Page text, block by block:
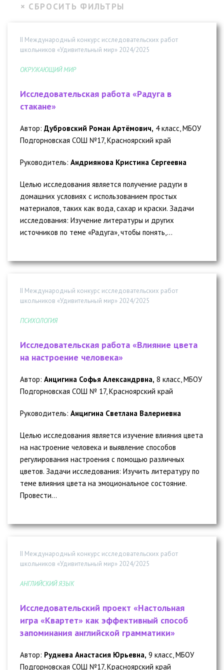
II Международный конкурс исследовательских работ
школьников «Удивительный мир» 2024/2025
ОКРУЖАЮЩИЙ МИР
Исследовательская работа «Радуга в
стакане»
Автор: Дубровский Роман Артёмович, 4 класс, МБОУ
Подгорновская СОШ №17, Красноярский край
Руководитель: Андриянова Кристина Сергеевна
Целью исследования является получение радуги в
домашних условиях с использованием простых
материалов, таких как вода, сахар и краски. Задачи
исследования: Изучение литературы и других
источников по теме «Радуга», чтобы понять,...
II Международный конкурс исследовательских работ
школьников «Удивительный мир» 2024/2025
ПСИХОЛОГИЯ
Исследовательская работа «Влияние цвета
на настроение человека»
Автор: Анцигина Софья Александрвна, 8 класс, МБОУ
Подгорновская СОШ № 17, Красноярский край
Руководитель: Анцигина Светлана Валериевна
Целью исследования является изучение влияния цвета
на настроение человека и выявление способов
регулирования настроения с помощью различных
цветов. Задачи исследования: Изучить литературу по
теме влияния цвета на эмоциональное состояние.
Провести...
II Международный конкурс исследовательских работ
школьников «Удивительный мир» 2024/2025
АНГЛИЙСКИЙ ЯЗЫК
Исследовательский проект «Настольная
игра «Квартет» как эффективный способ
запоминания английской грамматики»
Автор: Руднева Анастасия Юрьевна, 9 класс, МБОУ
Подгорновская СОШ №17, Красноярский край